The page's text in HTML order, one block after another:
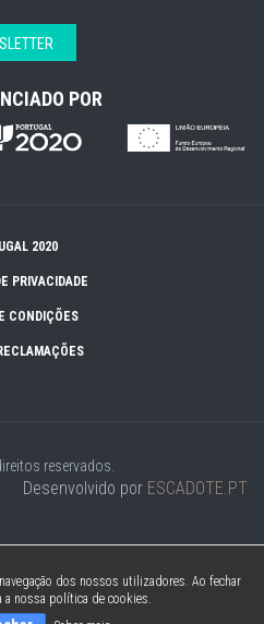
POR
2020
PRIVACIDADE
CONDIÇÕES
reservados.
Desenvolvido por ESCADOTE.PT
dos nossos utilizadores. Ao fechar
a nossa política de cookies.